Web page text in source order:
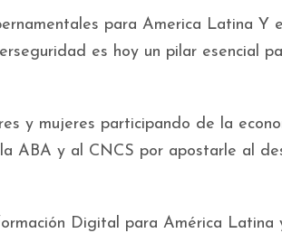
para America Latina Y
es hoy un pilar esencial
y mujeres participando de la
ABA y al CNCS por apostarle al
Digital para América Latina